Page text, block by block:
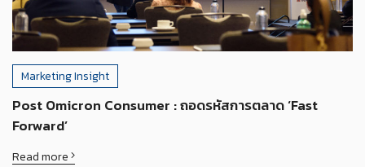
Marketing Insight
Post Omicron Consumer : ถอดรหัสการตลาด ‘Fast
Forward’
Read more